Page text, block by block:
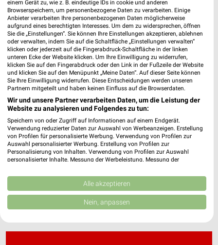
Juwelier Sternemann Filialen & Öffnungszeiten
für Datteln
Juwelier Uhrmeister Filialen & Öffnungszeiten
für Osnabrück
Juwelier Vallo Filialen & Öffnungszeiten für Bad
Iburg
JYSK Katalog und Prospekte für Münster
einem Gerät zu, wie z. B. eindeutige IDs in cookie und anderen
Browserspeichern, um personenbezogene Daten zu verarbeiten. Einige
Anbieter verarbeiten Ihre personenbezogenen Daten möglicherweise
aufgrund eines berechtigten Interesses. Um dem zu widersprechen, öffnen
Sie die „Einstellungen“. Sie können Ihre Einstellungen akzeptieren, ablehnen
oder verwalten, indem Sie auf die Schaltfläche „Einstellungen verwalten“
klicken oder jederzeit auf die Fingerabdruck-Schaltfläche in der linken
unteren Ecke der Website klicken. Um Ihre Einwilligung zu widerrufen,
klicken Sie auf den Fingerabdruck oder den Link in der Fußzeile der Website
und klicken Sie auf den Menüpunkt „Meine Daten“. Auf dieser Seite können
Sie Ihre Einwilligung widerrufen. Diese Entscheidungen werden unseren
Partnern mitgeteilt und haben keinen Einfluss auf die Browserdaten.
Wir und unsere Partner verarbeiten Daten, um die Leistung der
Website zu analysieren und Folgendes zu tun:
Speichern von oder Zugriff auf Informationen auf einem Endgerät.
Verwendung reduzierter Daten zur Auswahl von Werbeanzeigen. Erstellung
von Profilen für personalisierte Werbung. Verwendung von Profilen zur
Auswahl personalisierter Werbung. Erstellung von Profilen zur
Personalisierung von Inhalten. Verwendung von Profilen zur Auswahl
personalisierter Inhalte. Messung der Werbeleistung. Messung der
Kombinationen von Daten aus verschiedenen Quellen. Entwicklung und
Verbesserung der Angebote. Verwendung reduzierter Daten zur Auswahl
von Inhalten.
Daten können außerhalb der Europäischen Union weitergegeben und in die
USA gesendet werden.
Website/App.
Alle akzeptieren
Nein, anpassen